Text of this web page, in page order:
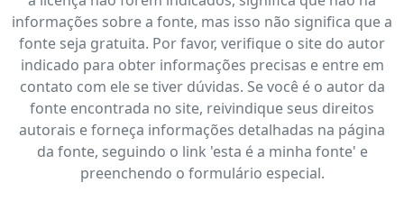
informações sobre a fonte, mas isso não significa que a
fonte seja gratuita. Por favor, verifique o site do autor
indicado para obter informações precisas e entre em
contato com ele se tiver dúvidas. Se você é o autor da
fonte encontrada no site, reivindique seus direitos
autorais e forneça informações detalhadas na página
da fonte, seguindo o link 'esta é a minha fonte' e
preenchendo o formulário especial.